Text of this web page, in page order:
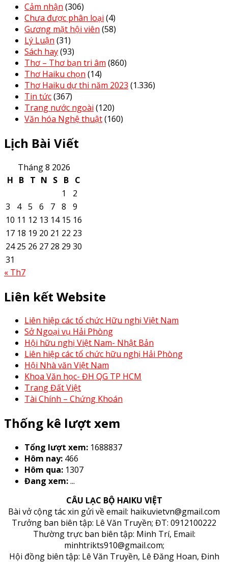
Cảm nhận (306)
Chưa được phân loại (4)
Gương mặt hội viên (58)
Lý Luận (31)
Sách hay(93)
Thơ – Thơ bạn tri âm (860)
Thơ Haiku chọn (14)
Thơ Haiku dự thi năm 2023 (1.336)
Tin tức(367)
Trang nước ngoài (120)
Văn hóa Nghệ thuật(160)
Lịch Bài Viết
Tháng 8 2026
H B T N S B C
1
2
3
4 5 6 7 8
9
10 11 12 13 14 15 16
17 18 19 20 21 22 23
24 25 26 27 28 29 30
31
« Th7
Liên kết Website
Liên hiệp các tổ chức Hữu nghị Việt Nam
Sở Ngoại vụ Hải Phòng
Hội hữu nghị Việt Nam- Nhật Bản
Liên hiệp các tổ chức hữu nghị Hải Phòng
Hội Nhà văn Việt Nam
Khoa Văn học- ĐH QG TP HCM
Trang Đất Việt
Tài Chính – Chứng Khoán
Thống kê lượt xem
Tổng lượt xem: 1688837
Hôm nay: 466
Hôm qua: 1307
Đang xem:...
CÂU LẠC BỘ HAIKU VIỆT
Bài vở cộng tác xin gửi về email: haikuvietvn@gmail.com
Trưởng ban biên tập: Lê Văn Truyền; ĐT: 0912100222
Thường trực ban biên tập: Minh Trí, Email:
minhtrikts910@gmail.com;
Hội đồng biên tập: Lê Văn Truyền, Lê Đăng Hoan, Đinh